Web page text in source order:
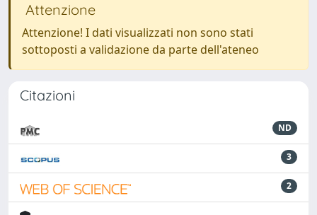
Attenzione
Attenzione! I dati visualizzati non sono stati
sottoposti a validazione da parte dell'ateneo
Citazioni
ND
3
2